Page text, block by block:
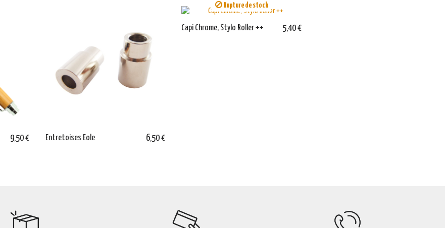
9,50 € Entretoises Eole 6,50 €
Rupture de stock
Capi Chrome, Stylo Roller ++ 5,40 €